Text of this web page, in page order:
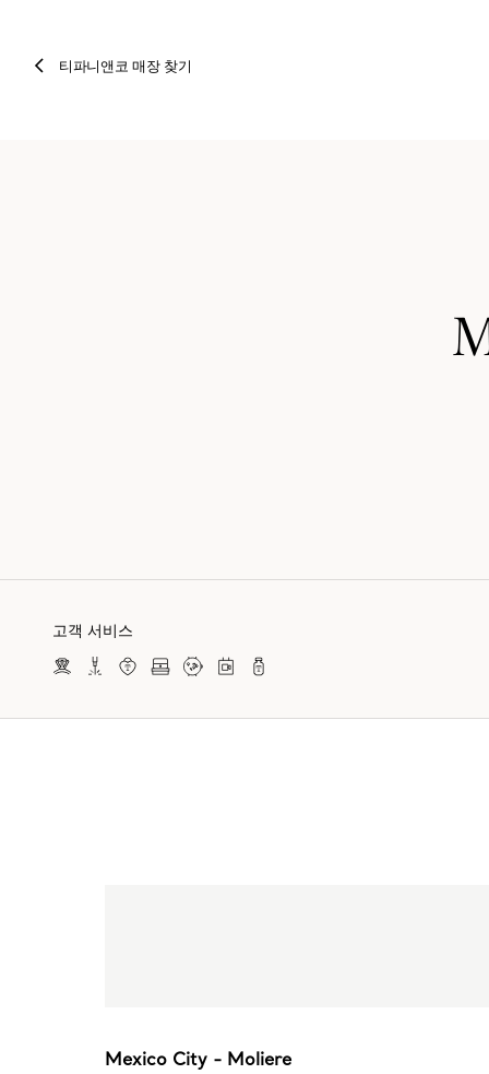
티파니앤코 매장 찾기
고객 서비스
Mexico City - Moliere